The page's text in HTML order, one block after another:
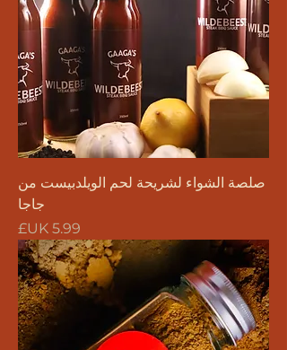
صلصة الشواء لشريحة لحم الويلدبيست من
جاجا
السعر